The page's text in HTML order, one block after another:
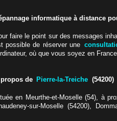
informatique à distance
faire le point sur des messages
possible de réserver une
où que vous soyez en
de Pierre-la-Treiche (54200)
en Meurthe-et-Moselle (54), à
sur-Moselle (54200),